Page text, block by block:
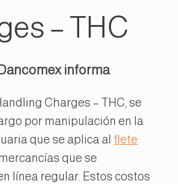
– THC
Dancomex informa
Charges – THC, se
por manipulación en la
que se aplica al flete
que se
línea regular. Estos costos